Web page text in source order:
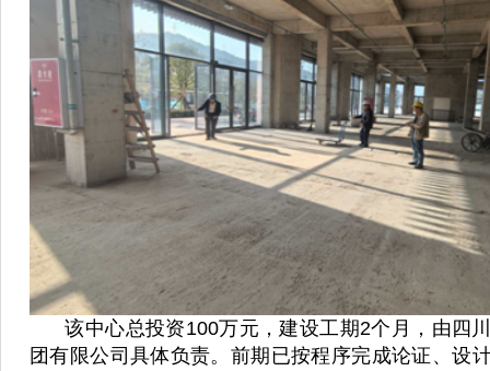
该中心总投资100万元，建设工期2个月，由四
团有限公司具体负责。前期已按程序完成论证、设